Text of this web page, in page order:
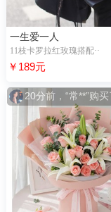
一生爱一人
11枝卡罗拉红玫瑰搭配··
￥189元